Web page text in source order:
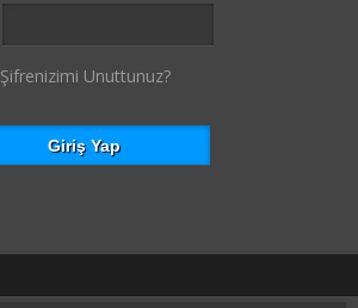
Şifrenizimi Unuttunuz?